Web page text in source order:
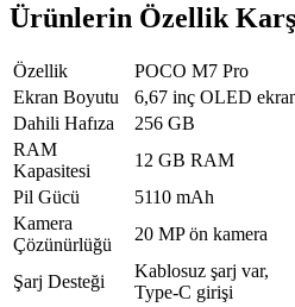
Ürünlerin Özellik
Özellik POCO M7 Pro
Ekran Boyutu
6,67 inç OLED
Dahili Hafıza
256 GB
RAM
Kapasitesi
12 GB RAM
Pil Gücü
5110 mAh
Kamera
Çözünürlüğü
20 MP ön kamera
Şarj Desteği
Kablosuz şarj var,
Type-C girişi